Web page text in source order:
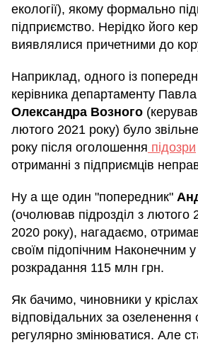
екології), якому формально
підприємство. Нерідко його
виявлялися причетними до
Наприклад, одного із
керівника департаменту
Олександра Возного
лютого 2021 року) було
року після оголошення підозри
отриманні з підприємців
Ну а ще один "попередник"
(очолював підрозділ з лютого
2020 року), нагадаємо,
своїм підопічним Наконечним
розкрадання 115 млн грн.
Як бачимо, чиновники у кріслах
відповідальних за озеленення
регулярно змінюватися. Але